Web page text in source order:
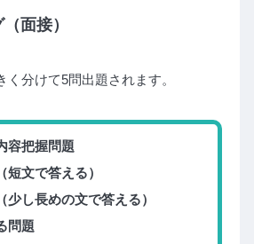
面接）
く分けて5問出題されます。
容把握問題
短文で答える）
少し長めの文で答える）
問題